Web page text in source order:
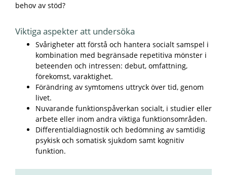
behov av stöd?
Viktiga aspekter att undersöka
Svårigheter att förstå och hantera socialt samspel i
kombination med begränsade repetitiva mönster i
beteenden och intressen: debut, omfattning,
förekomst, varaktighet.
Förändring av symtomens uttryck över tid, genom
livet.
Nuvarande funktionspåverkan socialt, i studier eller
arbete eller inom andra viktiga funktionsområden.
Differentialdiagnostik och bedömning av samtidig
psykisk och somatisk sjukdom samt kognitiv
funktion.